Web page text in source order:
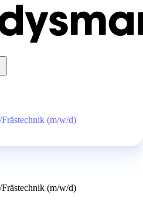
(m/w/d)
(m/w/d)